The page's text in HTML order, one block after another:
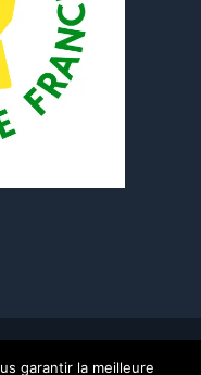
Pellisson
garantir la meilleure